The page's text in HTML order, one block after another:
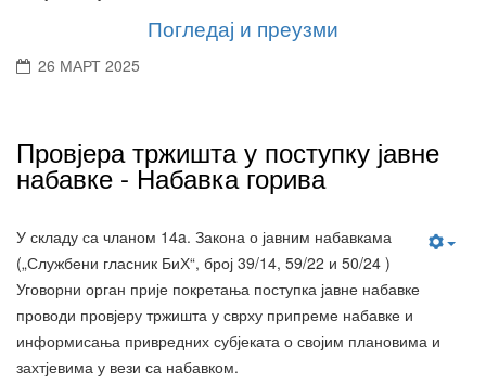
Погледај и преузми
26 МАРТ 2025
Провјера тржишта у поступку јавне
набавке - Набавка горива
У складу са чланом 14a. Закона о јавним набавкама
(„Службени гласник БиХ“, број 39/14, 59/22 и 50/24 )
Уговорни орган прије покретања поступка јавне набавке
проводи провјеру тржишта у сврху припреме набавке и
информисања привредних субјеката о својим плановима и
захтјевима у вези са набавком.